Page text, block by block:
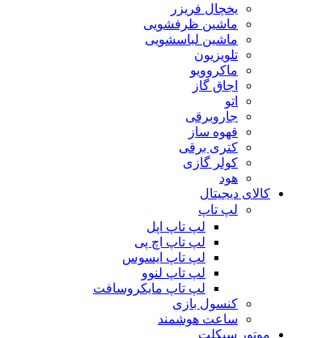
یخچال فریزر
ماشین ظرفشویی
ماشین لباسشویی
تلویزیون
ماکروویو
اجاق گاز
اتو
جاروبرقی
قهوه ساز
کتری برقی
کولر گازی
هود
کالای دیجیتال
لپ تاپ
لپ تاپ اپل
لپ تاپ اچ پی
لپ تاپ ایسوس
لپ تاپ لنوو
لپ تاپ مایکروسافت
کنسول بازی
ساعت هوشمند
موتور سیکلت